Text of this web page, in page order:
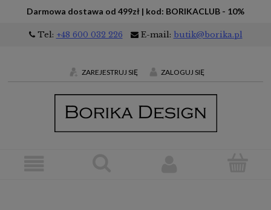
Darmowa dostawa od 499zł | kod: BORIKACLUB - 10%
Tel: +48 600 032 226 E-mail: butik@borika.pl
ZAREJESTRUJ SIĘ ZALOGUJ SIĘ